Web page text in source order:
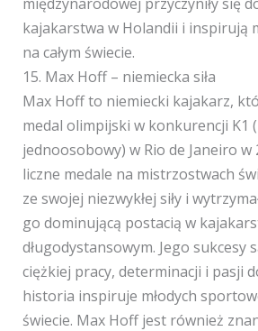
kajakarstwa w Holandii i inspirują
na całym świecie.
15. Max Hoff – niemiecka siła
Max Hoff to niemiecki kajakarz,
medal olimpijski w konkurencji K1
jednoosobowy) w Rio de Janeiro
liczne medale na mistrzostwach
ze swojej niezwykłej siły i
go dominującą postacią w
długodystansowym. Jego sukcesy
ciężkiej pracy, determinacji i pasji
historia inspiruje młodych
świecie. Max Hoff jest również